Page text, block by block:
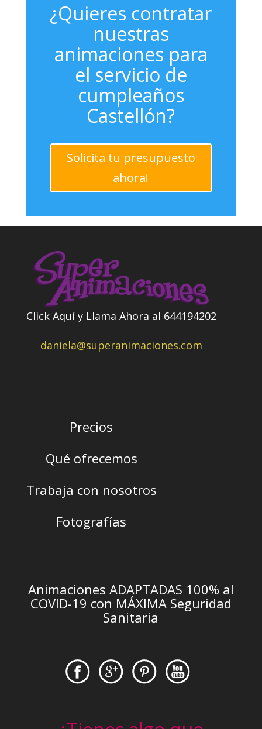
¿Quieres contratar
nuestras
animaciones para
el servicio de
cumpleaños
Castellón?
Solicita tu presupuesto
ahora!
Click Aquí y Llama Ahora al 644194202
daniela@superanimaciones.com
Precios
Qué ofrecemos
Trabaja con nosotros
Fotografías
Animaciones ADAPTADAS 100% al
COVID-19 con MÁXIMA Seguridad
Sanitaria